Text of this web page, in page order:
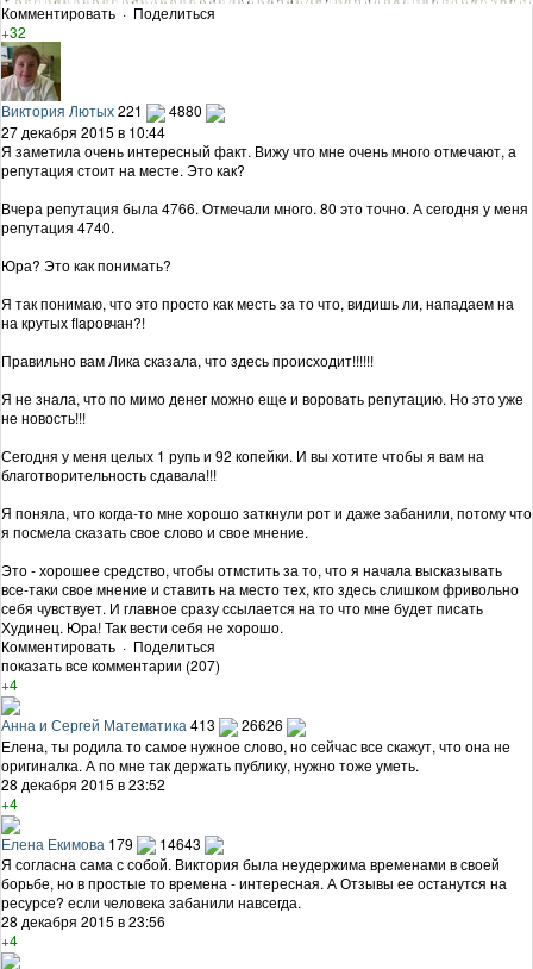
Комментировать · Поделиться
+32
Виктория Лютых221
4880
27 декабря 2015 в 10:44
Я заметила очень интересный факт. Вижу что мне очень много отмечают, а
репутация стоит на месте. Это как?
Вчера репутация была 4766. Отмечали много. 80 это точно. А сегодня у меня
репутация 4740.
Юра? Это как понимать?
Я так понимаю, что это просто как месть за то что, видишь ли, нападаем на
на крутых flapовчан?!
Правильно вам Лика сказала, что здесь происходит!!!!!!
Я не знала, что по мимо денег можно еще и воровать репутацию. Но это уже
не новость!!!
Сегодня у меня целых 1 рупь и 92 копейки. И вы хотите чтобы я вам на
благотворительность сдавала!!!
Я поняла, что когда-то мне хорошо заткнули рот и даже забанили, потому что
я посмела сказать свое слово и свое мнение.
Это - хорошее средство, чтобы отмстить за то, что я начала высказывать
все-таки свое мнение и ставить на место тех, кто здесь слишком фривольно
себя чувствует. И главное сразу ссылается на то что мне будет писать
Худинец. Юра! Так вести себя не хорошо.
Комментировать · Поделиться
показать все комментарии (207)
+4
Анна и Сергей Математика 413
26626
Елена, ты родила то самое нужное слово, но сейчас все скажут, что она не
оригиналка. А по мне так держать публику, нужно тоже уметь.
28 декабря 2015 в 23:52
+4
Елена Екимова 179
14643
Я согласна сама с собой. Виктория была неудержима временами в своей
борьбе, но в простые то времена - интересная. А Отзывы ее останутся на
ресурсе? если человека забанили навсегда.
28 декабря 2015 в 23:56
+4